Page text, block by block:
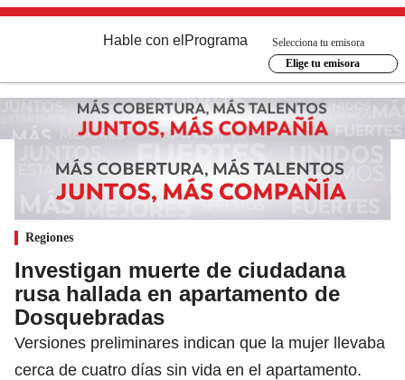
Hable con el Programa
Selecciona tu emisora
Elige tu emisora
Regiones
Investigan muerte de ciudadana
rusa hallada en apartamento de
Dosquebradas
Versiones preliminares indican que la mujer llevaba
cerca de cuatro días sin vida en el apartamento.